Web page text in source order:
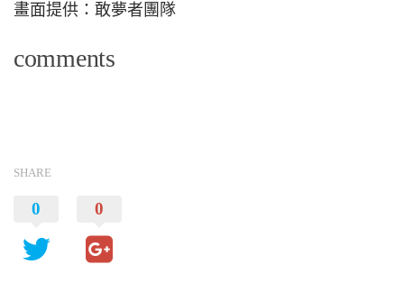
畫面提供：敢夢者團隊
comments
SHARE
0 0